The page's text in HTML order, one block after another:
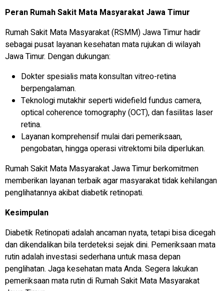
Peran Rumah Sakit Mata Masyarakat Jawa Timur
Rumah Sakit Mata Masyarakat (RSMM) Jawa Timur hadir
sebagai pusat layanan kesehatan mata rujukan di wilayah
Jawa Timur. Dengan dukungan:
Dokter spesialis mata konsultan vitreo-retina
berpengalaman.
Teknologi mutakhir seperti widefield fundus camera,
optical coherence tomography (OCT), dan fasilitas laser
retina.
Layanan komprehensif mulai dari pemeriksaan,
pengobatan, hingga operasi vitrektomi bila diperlukan.
Rumah Sakit Mata Masyarakat Jawa Timur berkomitmen
memberikan layanan terbaik agar masyarakat tidak kehilangan
penglihatannya akibat diabetik retinopati.
Kesimpulan
Diabetik Retinopati adalah ancaman nyata, tetapi bisa dicegah
dan dikendalikan bila terdeteksi sejak dini. Pemeriksaan mata
rutin adalah investasi sederhana untuk masa depan
penglihatan. Jaga kesehatan mata Anda. Segera lakukan
pemeriksaan mata rutin di Rumah Sakit Mata Masyarakat